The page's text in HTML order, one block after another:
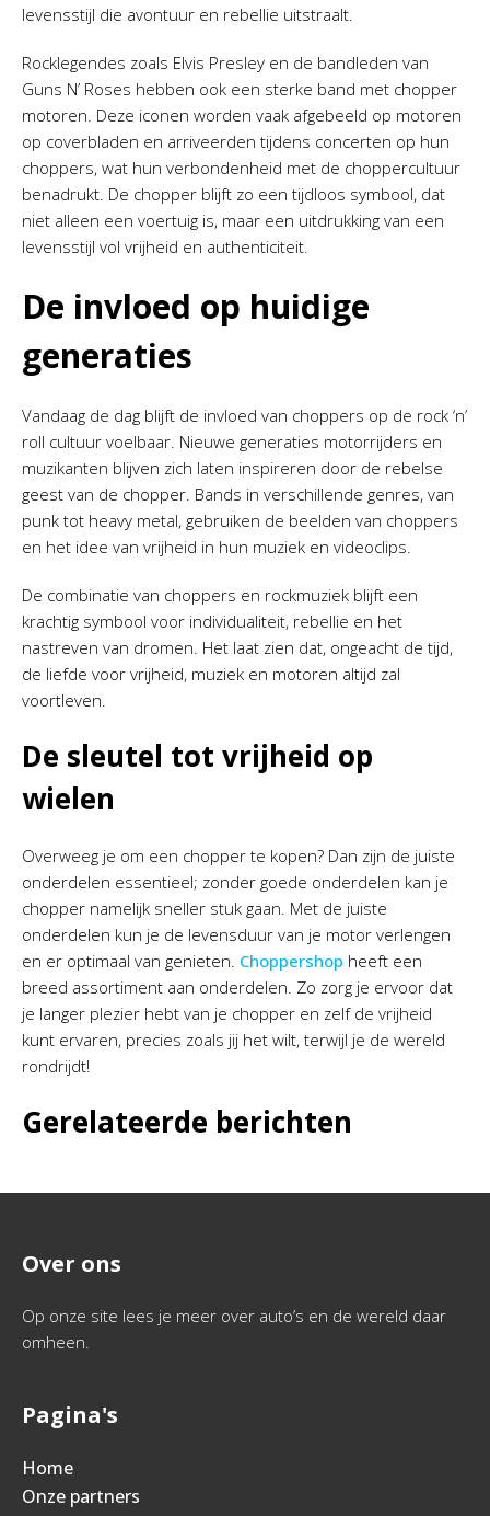
levensstijl die avontuur en rebellie uitstraalt.
Rocklegendes zoals Elvis Presley en de bandleden van
Guns N’ Roses hebben ook een sterke band met chopper
motoren. Deze iconen worden vaak afgebeeld op motoren
op coverbladen en arriveerden tijdens concerten op hun
choppers, wat hun verbondenheid met de choppercultuur
benadrukt. De chopper blijft zo een tijdloos symbool, dat
niet alleen een voertuig is, maar een uitdrukking van een
levensstijl vol vrijheid en authenticiteit.
De invloed op huidige
generaties
Vandaag de dag blijft de invloed van choppers op de rock ‘n’
roll cultuur voelbaar. Nieuwe generaties motorrijders en
muzikanten blijven zich laten inspireren door de rebelse
geest van de chopper. Bands in verschillende genres, van
punk tot heavy metal, gebruiken de beelden van choppers
en het idee van vrijheid in hun muziek en videoclips.
De combinatie van choppers en rockmuziek blijft een
krachtig symbool voor individualiteit, rebellie en het
nastreven van dromen. Het laat zien dat, ongeacht de tijd,
de liefde voor vrijheid, muziek en motoren altijd zal
voortleven.
De sleutel tot vrijheid op
wielen
Overweeg je om een chopper te kopen? Dan zijn de juiste
onderdelen essentieel; zonder goede onderdelen kan je
chopper namelijk sneller stuk gaan. Met de juiste
onderdelen kun je de levensduur van je motor verlengen
en er optimaal van genieten. Choppershop heeft een
breed assortiment aan onderdelen. Zo zorg je ervoor dat
je langer plezier hebt van je chopper en zelf de vrijheid
kunt ervaren, precies zoals jij het wilt, terwijl je de wereld
rondrijdt!
Gerelateerde berichten
Over ons
Op onze site lees je meer over auto’s en de wereld daar
omheen.
Pagina's
Home
Onze partners